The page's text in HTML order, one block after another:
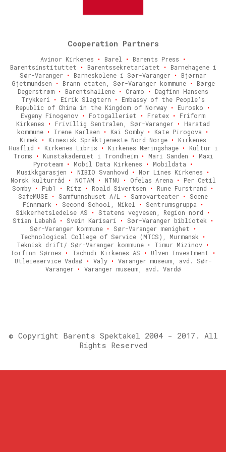
Cooperation Partners
Avinor Kirkenes • Barel • Barents Press
•
Barentsinstituttet
• Barentssekretariatet • Barnehagene i
Sør-Varanger
• Barneskolene i Sør-Varanger •
Bjørnar
Gjetmundsen
• Brann etaten, Sør-Varanger kommune • Børge
Degerstrøm • Barentshallene • Cramo •
Dagfinn Hansens
Trykkeri
• Eirik Slagtern •
Embassy of the People's
Republic of China in the Kingdom of Norway • Eurosko
•
Evgeny Finogenov • Fotogalleriet • Fretex •
Friform
Kirkenes
• Frivillig Sentralen, Sør-Varanger •
Harstad
kommune • Irene Karlsen • Kai Somby • Kate Pirogova
•
Kimek
• Kinesisk Språktjeneste Nord-Norge •
Kirkenes
Husflid
• Kirkenes Libris • Kirkenes Næringshage • Kultur i
Troms
• Kunstakademiet i Trondheim • Mari Sanden • Maxi
Pyroteam • Mobil Data Kirkenes • Mobildata
•
Musikkgarasjen
• NIBIO Svanhovd • Nor Lines Kirkenes
•
Norsk kulturråd
• NOTAM • NTNU • Ofelas Arena • Per Cetil
Somby • Pub1 • Ritz • Roald Sivertsen • Rune Furstrand
•
SafeMUSE
• Samfunnshuset A/L • Samovarteater • Scene
Finnmark
• Second School, Nikel • Sentrumsgruppa
•
Sikkerhetsledelse AS
• Statens vegvesen, Region nord
•
Stian Labahå
• Svein Karisari • Sør-Varanger bibliotek
•
Sør-Varanger kommune • Sør-Varanger menighet
•
Technological College of Service (MTCS), Murmansk
•
Teknisk drift/ Sør-Varanger kommune • Timur Mizinov •
Torfinn Sørnes
• Tschudi Kirkenes AS • Ulven Investment
•
Utleieservice Vadsø
• Valy • Varanger museum, avd. Sør-
Varanger
• Varanger museum, avd. Vardø
© Copyright Barents Spektakel 2004 - 2017. All
Rights Reserved